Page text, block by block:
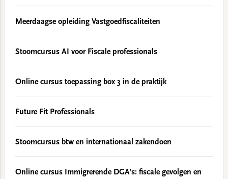
Meerdaagse opleiding Vastgoedfiscaliteiten
Stoomcursus AI voor Fiscale professionals
Online cursus toepassing box 3 in de praktijk
Future Fit Professionals
Stoomcursus btw en internationaal zakendoen
Online cursus Immigrerende DGA’s: fiscale gevolgen en